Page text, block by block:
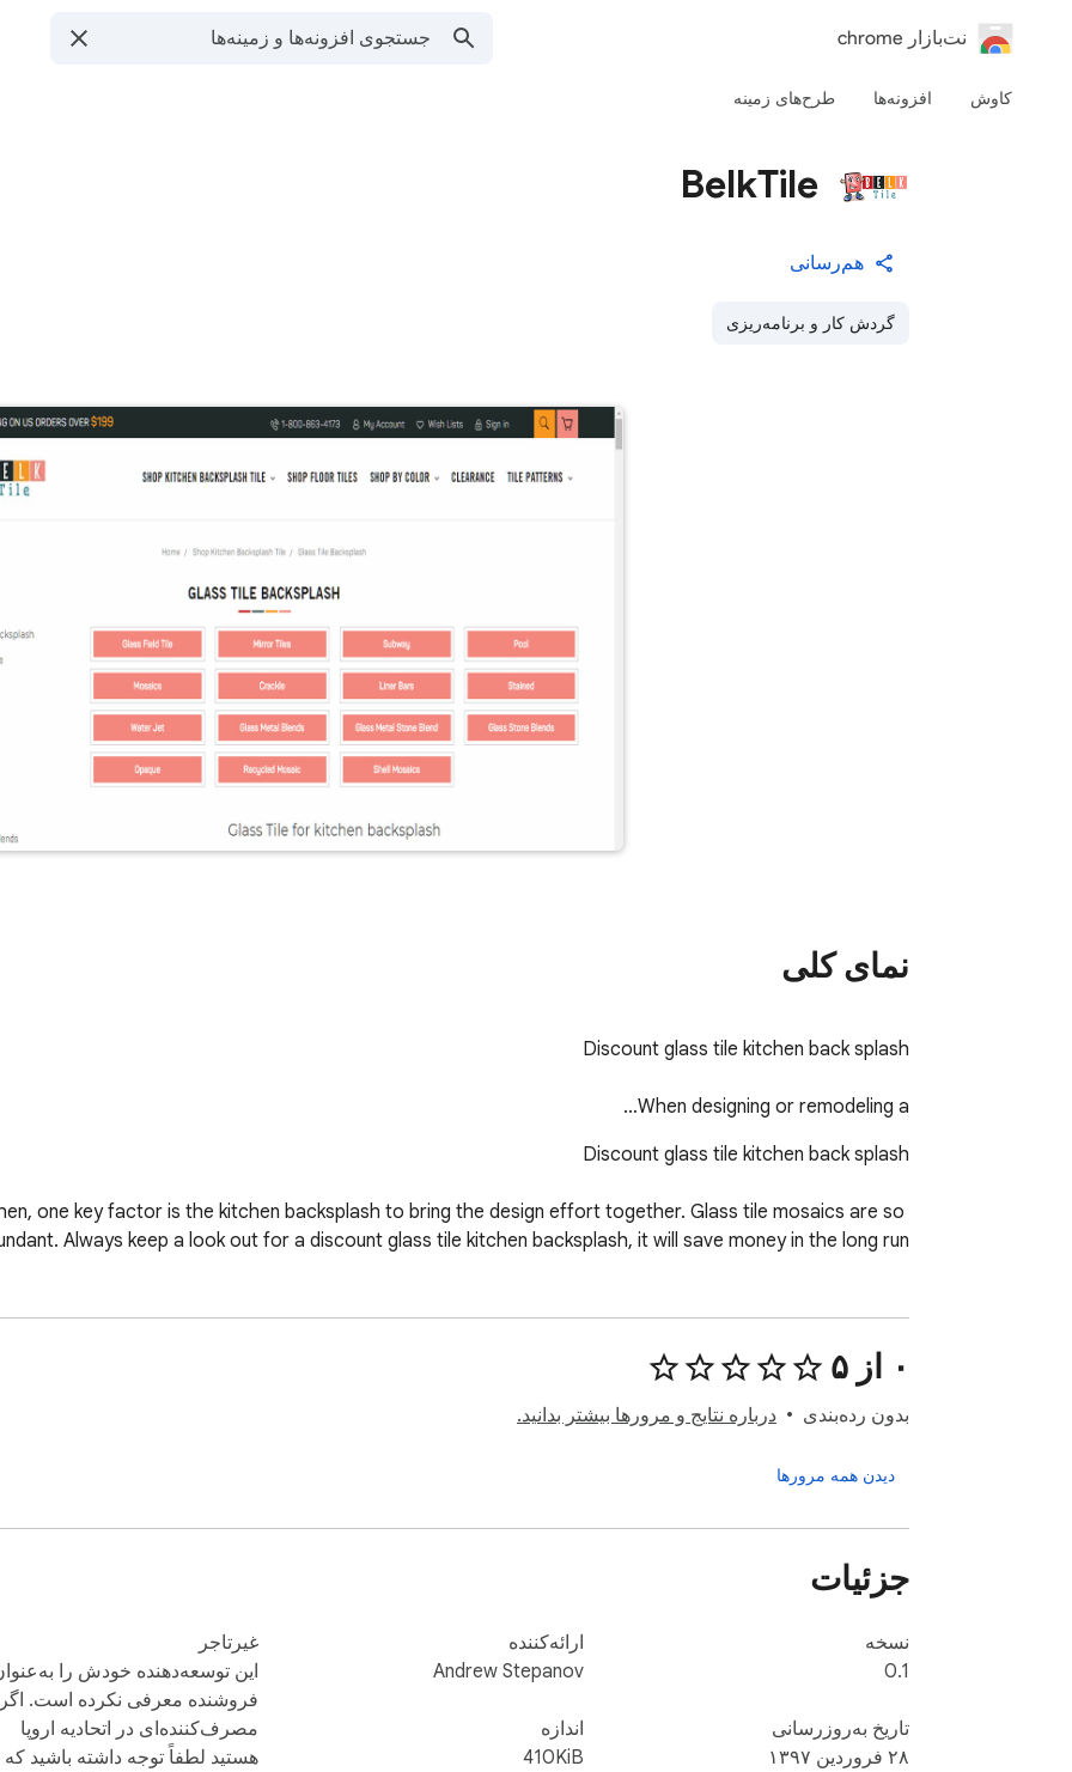
‏نت‌بازار chrome
کاوش افزونه‌ها طرح‌های زمینه
BelkTile
هم‌رسانی
گردش کار و برنامه‌ریزی
نمای کلی
When designing or remodeling a…
one key factor is the kitchen backsplash to bring the design effort together. Glass tile mosaics are so
Always keep a look out for a discount glass tile kitchen backsplash, it will save money in the long run.
۰ از ۵
بدون رده‌بندی درباره نتایج و مرورها بیشتر بدانید.
دیدن همه مرورها
جزئیات
نسخه
0.1
تاریخ به‌روزرسانی
۲۸ فروردین ۱۳۹۷
ارائه‌کننده
Andrew Stepanov
اندازه
410KiB
غیرتاجر
این توسعه‌دهنده خودش را
فروشنده معرفی نکرده است. اگر
مصرف‌کننده‌ای در اتحادیه اروپا
هستید لطفاً توجه داشته باشید که